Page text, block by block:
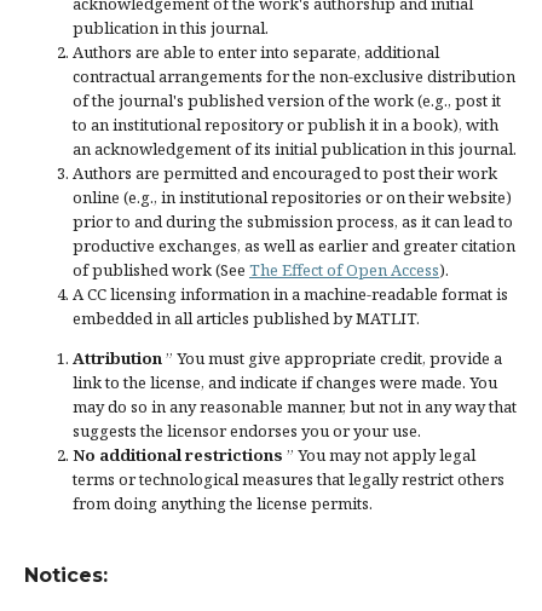
publication in this journal.
Authors are able to enter into separate, additional
contractual arrangements for the non-exclusive distribution
of the journal's published version of the work (e.g., post it
to an institutional repository or publish it in a book), with
an acknowledgement of its initial publication in this journal.
Authors are permitted and encouraged to post their work
online (e.g., in institutional repositories or on their website)
prior to and during the submission process, as it can lead to
productive exchanges, as well as earlier and greater citation
of published work (See The Effect of Open Access).
A CC licensing information in a machine-readable format is
embedded in all articles published by MATLIT.
Attribution” You must give appropriate credit, provide a
link to the license, andindicate if changes were made. You
may do so in any reasonable manner, but not in any way that
suggests the licensor endorses you or your use.
No additional restrictions ” You may not apply legal
terms ortechnological measuresthat legally restrict others
from doing anything the license permits.
Notices: